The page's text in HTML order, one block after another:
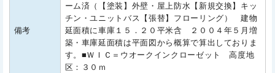
備考
ーム済（【塗装】外壁・屋上防水【新規交換】キッ
チン・ユニットバス【張替】フローリング） 建物
延面積に車庫１５．２０平米含 ２００４年５月増
築・車庫延面積は平面図から概算で算出しておりま
す。■ＷＩＣ＝ウオークインクローゼット 高度地
区：３０ｍ